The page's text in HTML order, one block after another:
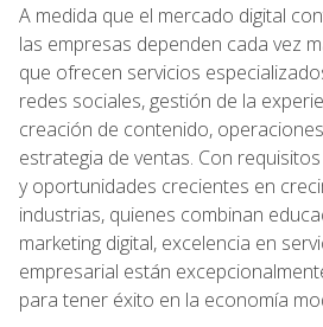
A medida que el mercado digital
las empresas dependen cada vez
que ofrecen servicios
redes sociales, gestión de la
creación de contenido,
estrategia de ventas. Con
y oportunidades crecientes en
industrias, quienes combinan
marketing digital, excelencia en
empresarial están
para tener éxito en la economía